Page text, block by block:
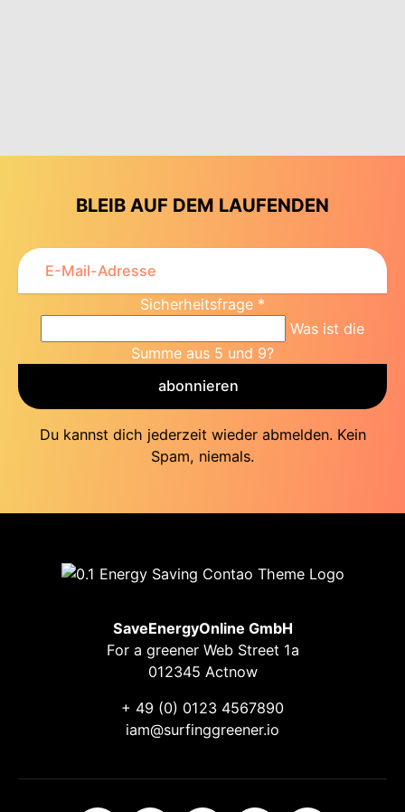
BLEIB AUF DEM LAUFENDEN
Sicherheitsfrage *
Was ist die
Summe aus 5 und 9?
abonnieren
Du kannst dich jederzeit wieder abmelden. Kein
Spam, niemals.
SaveEnergyOnline GmbH
For a greener Web Street 1a
012345 Actnow
+ 49 (0) 0123 4567890
iam@surfinggreener.io